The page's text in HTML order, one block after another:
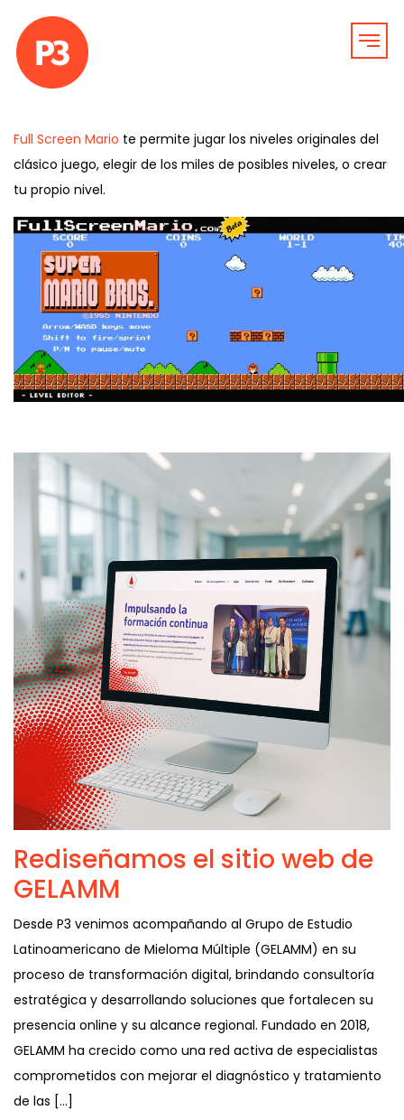
Full Screen Mario te permite jugar los niveles originales del
clásico juego, elegir de los miles de posibles niveles, o crear
tu propio nivel.
Rediseñamos el sitio web de
GELAMM
Desde P3 venimos acompañando al Grupo de Estudio
Latinoamericano de Mieloma Múltiple (GELAMM) en su
proceso de transformación digital, brindando consultoría
estratégica y desarrollando soluciones que fortalecen su
presencia online y su alcance regional. Fundado en 2018,
GELAMM ha crecido como una red activa de especialistas
comprometidos con mejorar el diagnóstico y tratamiento
de las […]